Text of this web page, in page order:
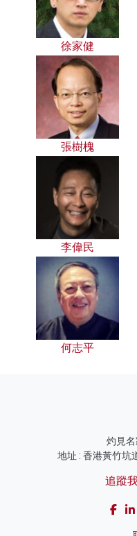
徐家健
張樹槐
李偉民
何志平
灼見
地址 : 香港黃竹坑
追蹤